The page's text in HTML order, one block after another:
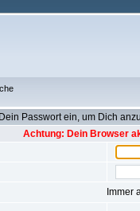
Passwort ein, um Dich
Achtung: Dein Browser
Immer